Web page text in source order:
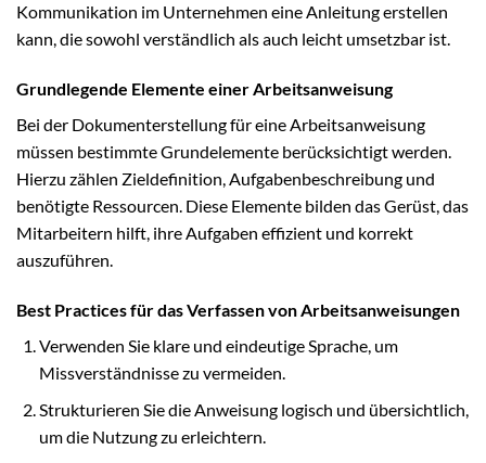
Kommunikation im Unternehmen eine Anleitung erstellen
kann, die sowohl verständlich als auch leicht umsetzbar ist.
Grundlegende Elemente einer Arbeitsanweisung
Bei der Dokumenterstellung für eine Arbeitsanweisung
müssen bestimmte Grundelemente berücksichtigt werden.
Hierzu zählen Zieldefinition, Aufgabenbeschreibung und
benötigte Ressourcen. Diese Elemente bilden das Gerüst, das
Mitarbeitern hilft, ihre Aufgaben effizient und korrekt
auszuführen.
Best Practices für das Verfassen von Arbeitsanweisungen
Verwenden Sie klare und eindeutige Sprache, um
Missverständnisse zu vermeiden.
Strukturieren Sie die Anweisung logisch und übersichtlich,
um die Nutzung zu erleichtern.